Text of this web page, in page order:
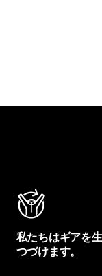
私たちはギアを
つづけます。